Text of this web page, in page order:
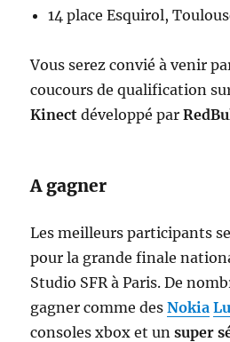
14 place Esquirol,
Vous serez convié à venir
coucours de qualification
Kinect développé par
A gagner
Les meilleurs participants
pour la grande finale
Studio SFR à Paris. De
gagner comme desNokia
consoles xbox et unsuper